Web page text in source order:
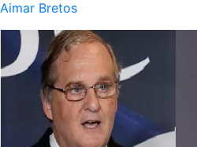
Aimar Bretos